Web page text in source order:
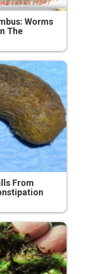
Worms
The
From